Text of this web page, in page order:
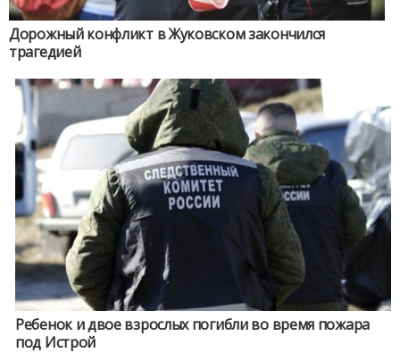
Дорожный конфликт в Жуковском закончился
трагедией
Ребенок и двое взрослых погибли во время пожара
под Истрой